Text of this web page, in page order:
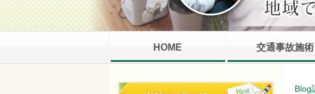
HOME 交通事故施術
Blog